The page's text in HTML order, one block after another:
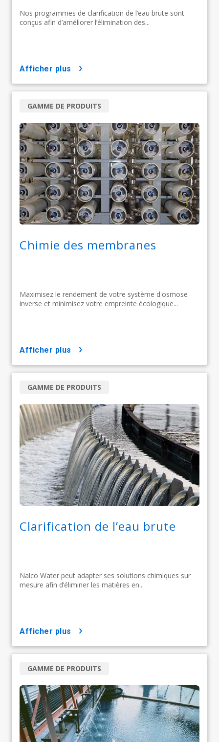
Nos programmes de clarification de l’eau brute sont
conçus afin d’améliorer l’élimination des...
afficher plus
Chimie des membranes
Maximisez le rendement de votre système d'osmose
inverse et minimisez votre empreinte écologique...
GAMME DE PRODUITS
afficher plus
Clarification de l’eau brute
Nalco Water peut adapter ses solutions chimiques sur
mesure afin d’éliminer les matières en...
GAMME DE PRODUITS
afficher plus
GAMME DE PRODUITS